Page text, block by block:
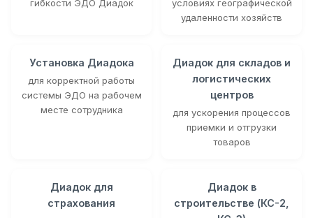
гибкости ЭДО Диадок
условиях географической
удаленности хозяйств
Установка Диадока
для корректной работы
системы ЭДО на рабочем
месте сотрудника
Диадок для складов и
логистических
центров
для ускорения процессов
приемки и отгрузки
товаров
Диадок для
страхования
Диадок в
строительстве (КС-2,